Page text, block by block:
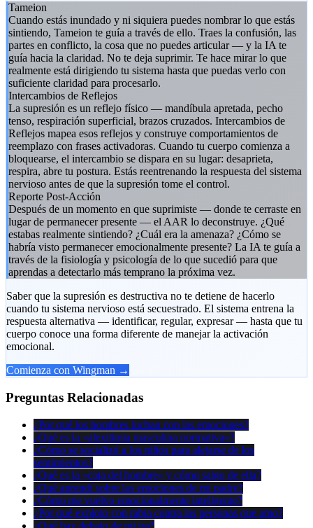
Tameion
Cuando estás inundado y ni siquiera puedes nombrar lo que estás
sintiendo, Tameion te guía a través de ello. Traes la confusión, las
partes en conflicto, la cosa que no puedes articular — y la IA te
guía hacia la claridad. No te deja suprimir. Te hace mirar lo que
realmente está dirigiendo tu sistema hasta que puedas verlo con
suficiente claridad para procesarlo.
Intercambios de Reflejos
La supresión es un reflejo físico — mandíbula apretada, pecho
tenso, respiración superficial, brazos cruzados. Intercambios de
Reflejos mapea esos reflejos y construye comportamientos de
reemplazo con frases activadoras. Cuando tu cuerpo comienza a
bloquearse, el intercambio se dispara en su lugar: desaprieta,
respira, abre tu postura. Estás reentrenando la respuesta del sistema
nervioso antes de que la supresión tome el control.
Reporte Post-Acción
Después de un momento en que suprimiste — donde te cerraste en
lugar de permanecer presente — el AAR lo deconstruye. ¿Qué
estabas realmente sintiendo? ¿Cuál era la amenaza? ¿Cómo se
habría visto permanecer emocionalmente presente? La IA te guía a
través de la fisiología y psicología de lo que sucedió para que
aprendas a detectarlo más temprano la próxima vez.
Saber que la supresión es destructiva no te detiene de hacerlo
cuando tu sistema nervioso está secuestrado. El sistema entrena la
respuesta alternativa — identificar, regular, expresar — hasta que tu
cuerpo conoce una forma diferente de manejar la activación
emocional.
Comienza con Wingman →
Preguntas Relacionadas
¿Por qué los hombres luchan con las emociones?
¿Qué es la «alexitimia masculina normativa»?
¿Cómo se socializó a los niños para alejarse de los
sentimientos?
¿Qué es la «caja del hombre» y cómo salgo de ella?
¿Qué aprendí sobre las emociones de mi padre?
¿Cómo me vuelvo emocionalmente inteligente?
¿Por qué exploto con rabia contra las personas que amo?